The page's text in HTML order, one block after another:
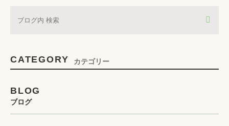
CATEGORY カテゴリー
BLOG
ブログ